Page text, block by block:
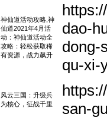
神仙道活动攻略,神
仙道2021年4月活
动：神仙道活动全
攻略：轻松获取稀
有资源，战力飙升
dao-
dong-
qu-xi-
风云三国：升级兵
为核心，征战千里
san-